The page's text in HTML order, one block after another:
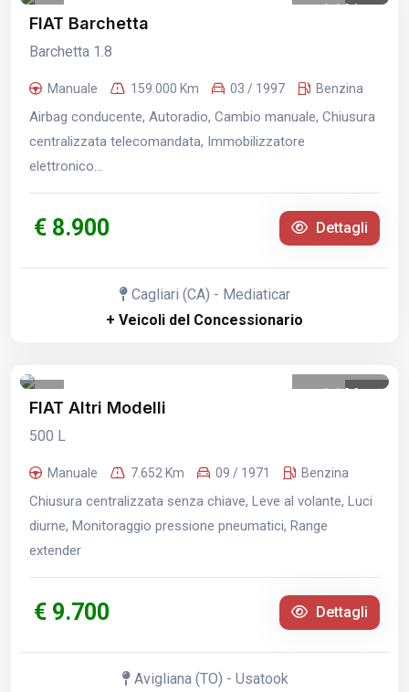
1 /21
FIAT Barchetta
Barchetta 1.8
Manuale 159.000 Km 03 / 1997 Benzina
Airbag conducente, Autoradio, Cambio manuale, Chiusura
centralizzata telecomandata, Immobilizzatore
elettronico...
€ 8.900 Dettagli
Cagliari (CA) - Mediaticar
+ Veicoli del Concessionario
1 /26
FIAT Altri Modelli
500 L
Manuale 7.652 Km 09 / 1971 Benzina
Chiusura centralizzata senza chiave, Leve al volante, Luci
diurne, Monitoraggio pressione pneumatici, Range
extender
€ 9.700 Dettagli
Avigliana (TO) - Usatook